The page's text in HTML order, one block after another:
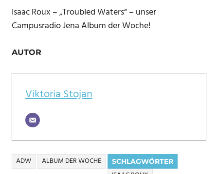
Isaac Roux – „Troubled Waters“ – unser
Campusradio Jena Album der Woche!
AUTOR
Viktoria Stojan
SCHLAGWÖRTER
ADW
ALBUM DER WOCHE